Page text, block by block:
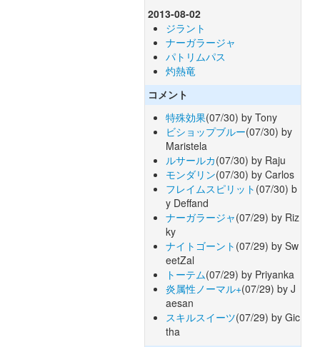
2013-08-02
ジラント
ナーガラージャ
パトリムパス
灼熱竜
コメント
特殊効果(07/30) by Tony
ビショップブルー(07/30) by
Maristela
ルサールカ(07/30) by Raju
モンダリン(07/30) by Carlos
フレイムスピリット (07/30) b
y Deffand
ナーガラージャ(07/29) by Riz
ky
ナイトゴーント (07/29) by Sw
eetZal
トーテム(07/29) by Priyanka
炎属性ノーマル+(07/29) by J
aesan
スキルスイーツ(07/29) by Gic
tha